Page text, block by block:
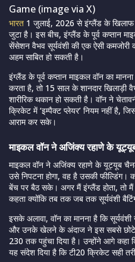
Game (image via X)
भारत 1 जुलाई, 2026 से इंग्लैंड के खिलाफ
जुटा है। इस बीच, इंग्लैंड के पूर्व कप्तान
सेंसेशन वैभव सूर्यवंशी की एक ऐसी कमजोरी
अहम साबित हो सकती है।
इंग्लैंड के पूर्व कप्तान माइकल वॉन का
करता है, तो 15 साल के शानदार खिलाड़ी
शारीरिक थकान हो सकती है। वॉन ने
क्रिकेट में ‘इम्पैक्ट प्लेयर’ नियम नहीं है,
आराम कर सके।
माइकल वॉन ने अजिंक्य रहाणे के
माइकल वॉन ने अजिंक्य रहाणे के यूट्यूब
उसे निपटना होगा, वह है उसकी फील्डिंग।
बेंच पर बैठ सके। अगर मैं इंग्लैंड होता, तो
कहता क्योंकि तब तक जब तक सूर्यवंशी
इसके अलावा, वॉन का मानना ​​है कि
और उनके खेलने के अंदाज ने इस सबसे छोटे
230 तक पहुंचा दिया है। उन्होंने आगे कहा
यह संदेश दिया है कि टी20 क्रिकेट सही